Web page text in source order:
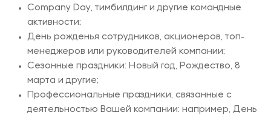
Company Day, тимбилдинг и другие командные
активности;
День рожденья сотрудников, акционеров, топ-
менеджеров или руководителей компании;
Сезонные праздники: Новый год, Рождество, 8
марта и другие;
Профессиональные праздники, связанные с
деятельностью Вашей компании: например, День